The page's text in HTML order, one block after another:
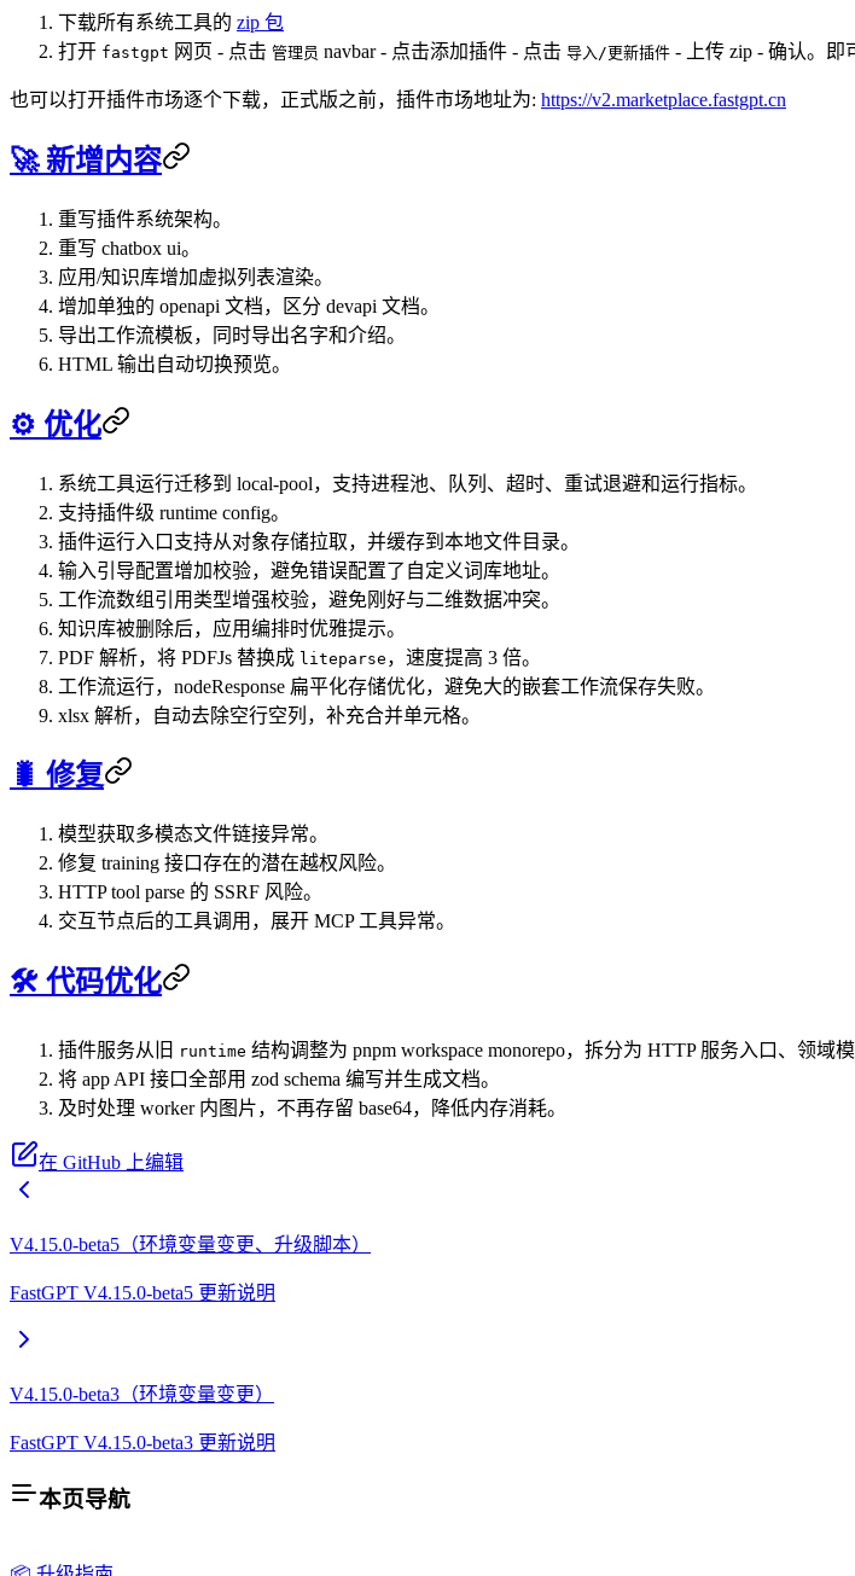
下载所有系统工具的 zip 包
打开 fastgpt 网页 - 点击 管理员 navbar - 点击添加插件 - 点击 导入/更新插件 - 上传 zip - 确认。即
也可以打开插件市场逐个下载，正式版之前，插件市场地址为: https://v2.marketplace.fastgpt.cn
🚀 新增内容
重写插件系统架构。
重写 chatbox ui。
应用/知识库增加虚拟列表渲染。
增加单独的 openapi 文档，区分 devapi 文档。
导出工作流模板，同时导出名字和介绍。
HTML 输出自动切换预览。
⚙️ 优化
系统工具运行迁移到 local-pool，支持进程池、队列、超时、重试退避和运行指标。
支持插件级 runtime config。
插件运行入口支持从对象存储拉取，并缓存到本地文件目录。
输入引导配置增加校验，避免错误配置了自定义词库地址。
工作流数组引用类型增强校验，避免刚好与二维数据冲突。
知识库被删除后，应用编排时优雅提示。
PDF 解析，将 PDFJs 替换成 liteparse ，速度提高 3 倍。
工作流运行，nodeResponse 扁平化存储优化，避免大的嵌套工作流保存失败。
xlsx 解析，自动去除空行空列，补充合并单元格。
🐛 修复
模型获取多模态文件链接异常。
修复 training 接口存在的潜在越权风险。
HTTP tool parse 的 SSRF 风险。
交互节点后的工具调用，展开 MCP 工具异常。
🛠️ 代码优化
插件服务从旧 runtime 结构调整为 pnpm workspace monorepo，拆分为 HTTP 服务入口、领域
将 app API 接口全部用 zod schema 编写并生成文档。
及时处理 worker 内图片，不再存留 base64，降低内存消耗。
在 GitHub 上编辑
V4.15.0-beta5（环境变量变更、升级脚本）
FastGPT V4.15.0-beta5 更新说明
V4.15.0-beta3（环境变量变更）
FastGPT V4.15.0-beta3 更新说明
本页导航